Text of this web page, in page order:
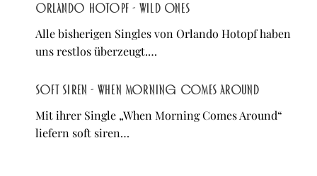
Orlando Hotopf - Wild Ones
Alle bisherigen Singles von Orlando Hotopf haben
uns restlos überzeugt.…
soft siren - When Morning Comes Around
Mit ihrer Single „When Morning Comes Around“
liefern soft siren…